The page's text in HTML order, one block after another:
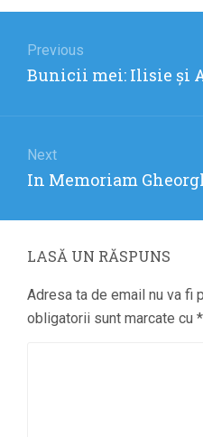
articole
Previous
Previous
Bunicii mei: Ilisie şi
Next
Next
In Memoriam
LASĂ UN RĂSPUNS
Adresa ta de email nu va fi
obligatorii sunt marcate cu *